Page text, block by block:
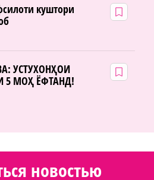
куштори
УСТУХОНҲОИ
5 МОҲ ЁФТАНД!
новостью